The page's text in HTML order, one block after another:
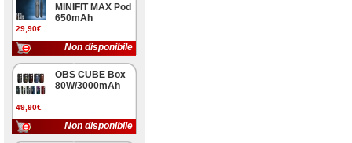
29,90€
MINIFIT MAX Pod
650mAh
Non disponibile
49,90€
OBS CUBE Box
80W/3000mAh
Non disponibile